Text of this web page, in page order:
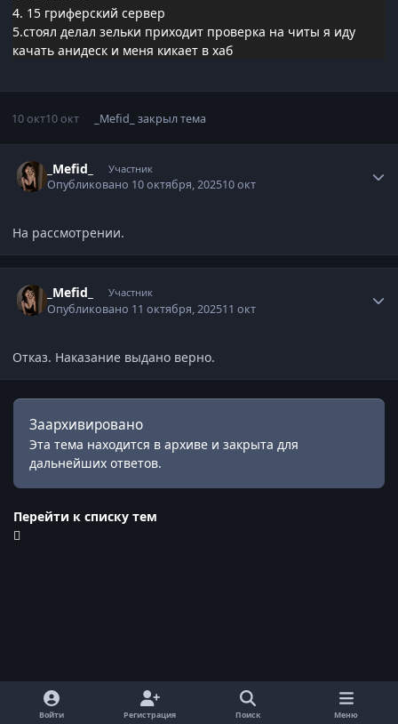
4. 15 гриферский сервер
5.стоял делал зельки приходит проверка на читы я иду
качать анидеск и меня кикает в хаб
10 окт10 окт _Mefid_ закрыл тема
_Mefid_ Участник
Опубликовано 10 октября, 202510 окт
На рассмотрении.
_Mefid_ Участник
Опубликовано 11 октября, 202511 окт
Отказ. Наказание выдано верно.
Заархивировано
Эта тема находится в архиве и закрыта для
дальнейших ответов.
Перейти к списку тем
Войти Регистрация Поиск Меню